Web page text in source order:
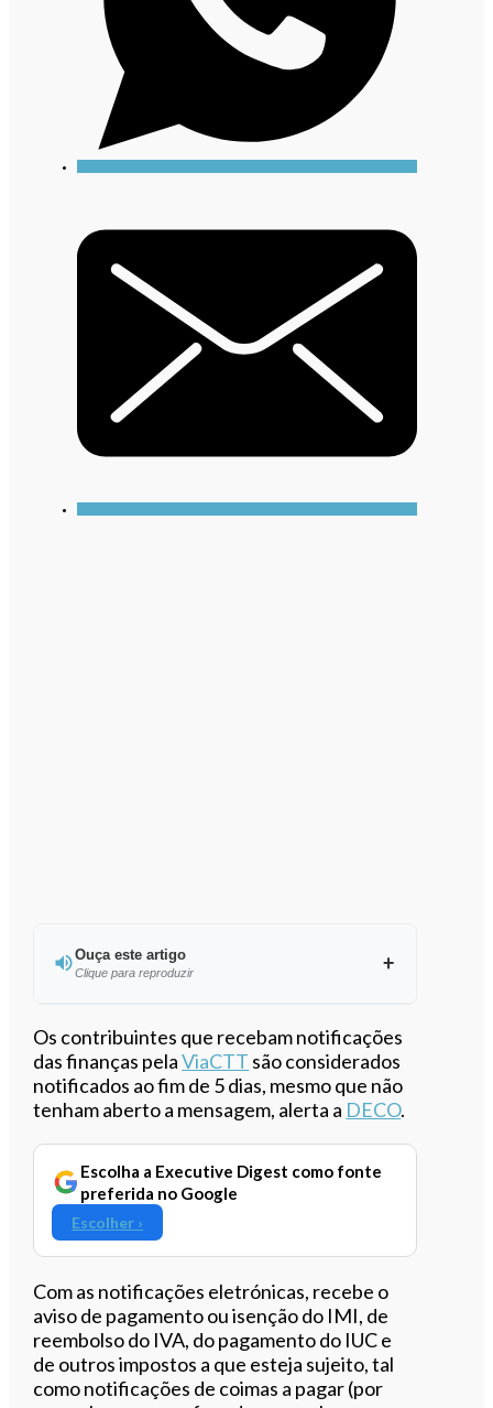
Ouça este artigo
Clique para reproduzir
Ouvir este artigo
Os contribuintes que recebam notificações
das finanças pelaViaCTT são considerados
notificados ao fim de 5 dias, mesmo que não
tenham aberto a mensagem, alerta a DECO.
Escolha a Executive Digest como fonte
preferida no Google
Escolher ›
Com as notificações eletrónicas, recebe o
aviso de pagamento ou isenção do IMI, de
reembolso do IVA, do pagamento do IUC e
de outros impostos a que esteja sujeito, tal
como notificações de coimas a pagar (por